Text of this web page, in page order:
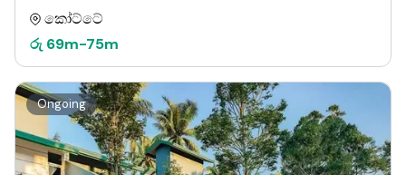
කෝට්ටේ
රු 69m-75m
Ongoing